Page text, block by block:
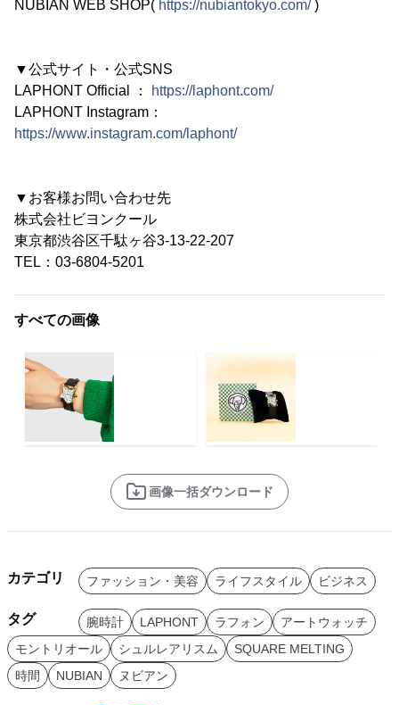
NUBIAN WEB SHOP( https://nubiantokyo.com/ )
▼公式サイト・公式SNS
LAPHONT Official ：
https://laphont.com/
LAPHONT Instagram：
https://www.instagram.com/laphont/
▼お客様お問い合わせ先
株式会社ビヨンクール
東京都渋谷区千駄ヶ谷3-13-22-207
TEL：03-6804-5201
すべての画像
画像一括ダウンロード
カテゴリ ファッション・美容 ライフスタイル ビジネス
タグ 腕時計 LAPHONT ラフォン
アートウォッチ
モントリオール
シュルレアリスム
SQUARE MELTING
時間
NUBIAN ヌビアン